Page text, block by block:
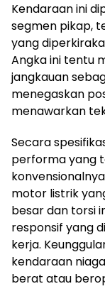
Kendaraan ini
segmen pikap,
yang
Angka ini tentu
jangkauan
menegaskan
menawarkan
Secara
performa yang
motor listrik
besar dan torsi
responsif yang
kerja.
kendaraan
berat atau